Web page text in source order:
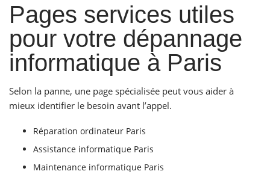
Pages services utiles
pour votre dépannage
informatique à Paris
Selon la panne, une page spécialisée peut vous aider à
mieux identifier le besoin avant l’appel.
Réparation ordinateur Paris
Assistance informatique Paris
Maintenance informatique Paris